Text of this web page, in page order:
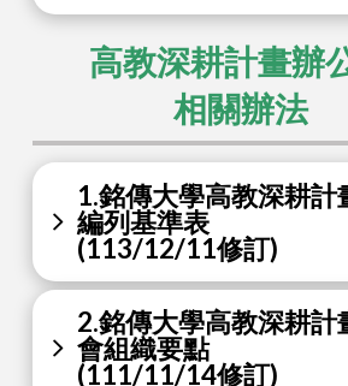
高教深耕計畫辦
相關辦法
1.銘傳大學高教深耕計
編列基準表
(113/12/11修訂)
2.銘傳大學高教深耕計
會組織要點
(111/11/14修訂)